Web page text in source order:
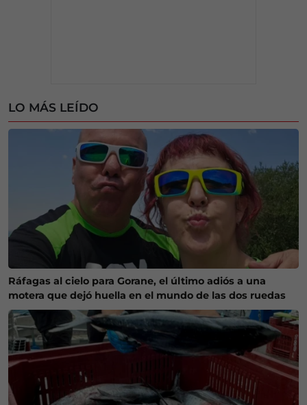
LO MÁS LEÍDO
Ráfagas al cielo para Gorane, el último adiós a una
motera que dejó huella en el mundo de las dos ruedas